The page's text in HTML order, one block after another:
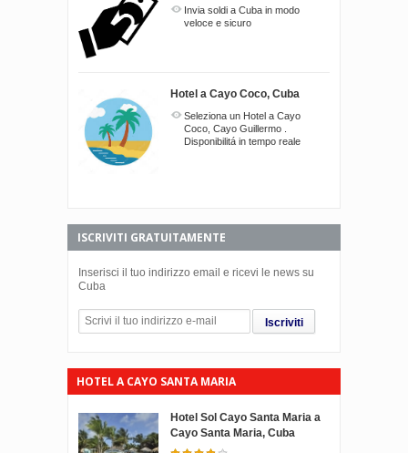
Invia soldi a Cuba in modo
veloce e sicuro
Hotel a Cayo Coco, Cuba
Seleziona un Hotel a Cayo
Coco, Cayo Guillermo .
Disponibilitá in tempo reale
ISCRIVITI GRATUITAMENTE
Inserisci il tuo indirizzo email e ricevi le news su
Cuba
Iscriviti
HOTEL A CAYO SANTA MARIA
Hotel Sol Cayo Santa Maria a
Cayo Santa Maria, Cuba